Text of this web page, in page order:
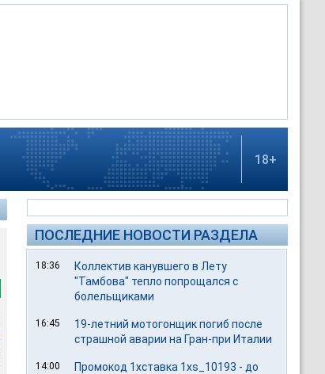
18+
ПОСЛЕДНИЕ НОВОСТИ РАЗДЕЛА
18:36
Коллектив канувшего в Лету
"Тамбова" тепло попрощался с
болельщиками
16:45
19-летний мотогонщик погиб после
страшной аварии на Гран-при Италии
14:00
Промокод 1хставка 1xs_10193 - до